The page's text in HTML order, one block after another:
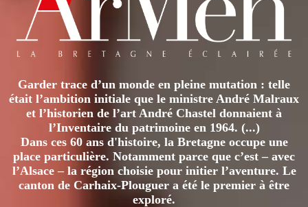
Garder trace d’un monde en pleine mutation : telle
était l’ambition initiale que le ministre André Malraux
et l’historien de l’art André Chastel donnaient à
l’Inventaire du patrimoine en 1964. (...)
Dans ces 60 ans d'histoire, la Bretagne occupe une
place particulière. Notamment parce que c’est – avec
l’Alsace – la région choisie pour initier l’aventure. Le
canton de Carhaix-Plouguer a été le premier à être
exploré.